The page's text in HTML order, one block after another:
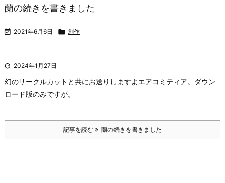
蘭の続きを書きました
 2021年6月6日  創作
 2024年1月27日
幻のサークルカットと共にお送りしますよエアコミティア。ダウン
ロード版のみですが。
記事を読む 蘭の続きを書きました